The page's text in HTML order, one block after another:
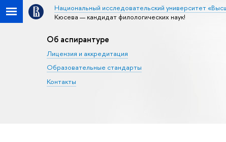
Национальный исследовательский университет
Кюсева — кандидат филологических наук!
Об аспирантуре
Лицензия и аккредитация
Образовательные стандарты
Контакты